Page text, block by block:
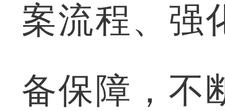
案流程、强
备保障，不